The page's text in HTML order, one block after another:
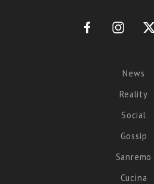
News
Reality
Social
Gossip
Sanremo
Cucina